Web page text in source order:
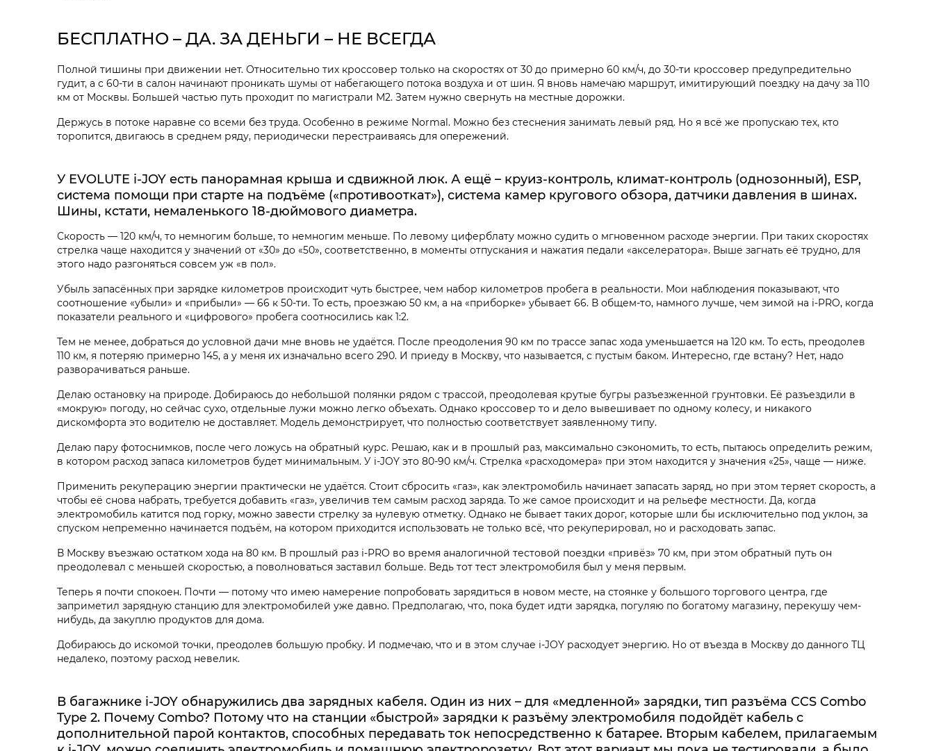
БЕСПЛАТНО – ДА. ЗА ДЕНЬГИ – НЕ ВСЕГДА
Полной тишины при движении нет. Относительно тих кроссовер только на скоростях от 30 до примерно 60 км/ч, до 30-ти кроссовер предупредительно
гудит, а с 60-ти в салон начинают проникать шумы от набегающего потока воздуха и от шин. Я вновь намечаю маршрут, имитирующий поездку на дачу за 110
км от Москвы. Большей частью путь проходит по магистрали М2. Затем нужно свернуть на местные дорожки.
Держусь в потоке наравне со всеми без труда. Особенно в режиме Normal. Можно без стеснения занимать левый ряд. Но я всё же пропускаю тех, кто
торопится, двигаюсь в среднем ряду, периодически перестраиваясь для опережений.
У EVOLUTE i‑JOY есть панорамная крыша и сдвижной люк. А ещё – круиз-контроль, климат-контроль (однозонный), ESP,
система помощи при старте на подъёме («противооткат»), система камер кругового обзора, датчики давления в шинах.
Шины, кстати, немаленького 18-дюймового диаметра.
Скорость — 120 км/ч, то немногим больше, то немногим меньше. По левому циферблату можно судить о мгновенном расходе энергии. При таких скоростях
стрелка чаще находится у значений от «30» до «50», соответственно, в моменты отпускания и нажатия педали «акселератора». Выше загнать её трудно, для
этого надо разгоняться совсем уж «в пол».
Убыль запасённых при зарядке километров происходит чуть быстрее, чем набор километров пробега в реальности. Мои наблюдения показывают, что
соотношение «убыли» и «прибыли» — 66 к 50-ти. То есть, проезжаю 50 км, а на «приборке» убывает 66. В общем-то, намного лучше, чем зимой на i‑PRO, когда
показатели реального и «цифрового» пробега соотносились как 1:2.
Тем не менее, добраться до условной дачи мне вновь не удаётся. После преодоления 90 км по трассе запас хода уменьшается на 120 км. То есть, преодолев
110 км, я потеряю примерно 145, а у меня их изначально всего 290. И приеду в Москву, что называется, с пустым баком. Интересно, где встану? Нет, надо
разворачиваться раньше.
Делаю остановку на природе. Добираюсь до небольшой полянки рядом с трассой, преодолевая крутые бугры разъезженной грунтовки. Её разъездили в
«мокрую» погоду, но сейчас сухо, отдельные лужи можно легко объехать. Однако кроссовер то и дело вывешивает по одному колесу, и никакого
дискомфорта это водителю не доставляет. Модель демонстрирует, что полностью соответствует заявленному типу.
Делаю пару фотоснимков, после чего ложусь на обратный курс. Решаю, как и в прошлый раз, максимально сэкономить, то есть, пытаюсь определить режим,
в котором расход запаса километров будет минимальным. У i‑JOY это 80-90 км/ч. Стрелка «расходомера» при этом находится у значения «25», чаще — ниже.
Применить рекуперацию энергии практически не удаётся. Стоит сбросить «газ», как электромобиль начинает запасать заряд, но при этом теряет скорость, а
чтобы её снова набрать, требуется добавить «газ», увеличив тем самым расход заряда. То же самое происходит и на рельефе местности. Да, когда
электромобиль катится под горку, можно завести стрелку за нулевую отметку. Однако не бывает таких дорог, которые шли бы исключительно под уклон, за
спуском непременно начинается подъём, на котором приходится использовать не только всё, что рекуперировал, но и расходовать запас.
В Москву въезжаю остатком хода на 80 км. В прошлый раз i‑PRO во время аналогичной тестовой поездки «привёз» 70 км, при этом обратный путь он
преодолевал с меньшей скоростью, а поволноваться заставил больше. Ведь тот тест электромобиля был у меня первым.
Теперь я почти спокоен. Почти — потому что имею намерение попробовать зарядиться в новом месте, на стоянке у большого торгового центра, где
заприметил зарядную станцию для электромобилей уже давно. Предполагаю, что, пока будет идти зарядка, погуляю по богатому магазину, перекушу чем-
нибудь, да закуплю продуктов для дома.
Добираюсь до искомой точки, преодолев большую пробку. И подмечаю, что и в этом случае i‑JOY расходует энергию. Но от въезда в Москву до данного ТЦ
недалеко, поэтому расход невелик.
В багажнике i‑JOY обнаружились два зарядных кабеля. Один из них – для «медленной» зарядки, тип разъёма CCS Combo
Type 2. Почему Combo? Потому что на станции «быстрой» зарядки к разъёму электромобиля подойдёт кабель с
дополнительной парой контактов, способных передавать ток непосредственно к батарее. Вторым кабелем, прилагаемым